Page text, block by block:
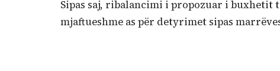
Sipas saj, ribalancimi i propozuar i
mjaftueshme as për detyrimet sipas